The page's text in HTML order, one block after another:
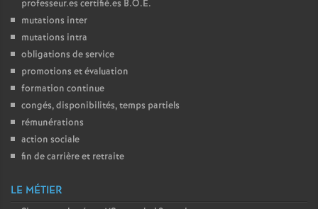
professeur.es certifié.es B.O.E.
mutations inter
mutations intra
obligations de service
promotions et évaluation
formation continue
congés, disponibilités, temps partiels
rémunérations
action sociale
fin de carrière et retraite
LE MÉTIER